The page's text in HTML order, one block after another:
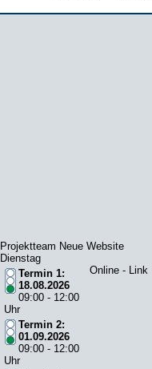
Projektteam Neue Website
Dienstag
Termin 1:
18.08.2026
09:00 - 12:00
Uhr
Termin 2:
01.09.2026
09:00 - 12:00
Uhr
Online - Link